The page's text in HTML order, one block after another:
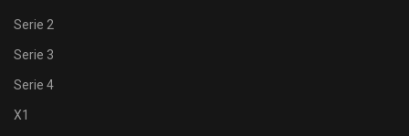
Serie 2
Serie 3
Serie 4
X1